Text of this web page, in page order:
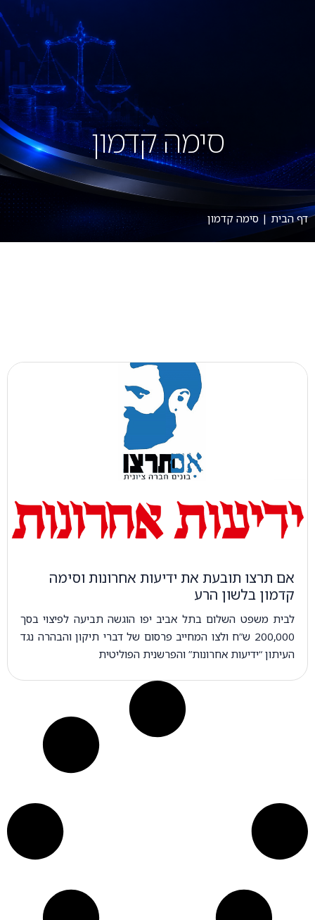
סימה קדמון
דף הבית |סימה קדמון
אם תרצו תובעת את ידיעות אחרונות וסימה
קדמון בלשון הרע
לבית משפט השלום בתל אביב יפו הוגשה תביעה לפיצוי בסך
200,000 ש”ח ולצו המחייב פרסום של דברי תיקון והבהרה נגד
העיתון “ידיעות אחרונות” והפרשנית הפוליטית